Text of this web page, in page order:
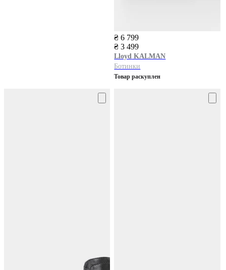
₴ 6 799
₴ 3 499
Lloyd KALMAN
Ботинки
Товар раскуплен